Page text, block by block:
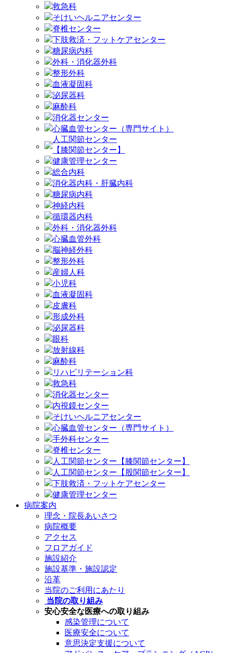
救急科
そけいヘルニアセンター
脊椎センター
下肢救済・フットケアセンター
糖尿病内科
外科・消化器外科
整形外科
血液凝固科
泌尿器科
麻酔科
消化器センター
心臓血管センター（専門サイト）
人工関節センター
【膝関節センター】
健康管理センター
総合内科
消化器内科・肝臓内科
糖尿病内科
神経内科
循環器内科
外科・消化器外科
心臓血管外科
脳神経外科
整形外科
産婦人科
小児科
血液凝固科
皮膚科
形成外科
泌尿器科
眼科
放射線科
麻酔科
リハビリテーション科
救急科
消化器センター
内視鏡センター
そけいヘルニアセンター
心臓血管センター（専門サイト）
手外科センター
脊椎センター
人工関節センター【膝関節センター】
人工関節センター【股関節センター】
下肢救済・フットケアセンター
健康管理センター
病院案内
理念・院長あいさつ
病院概要
アクセス
フロアガイド
施設紹介
施設基準・施設認定
沿革
当院のご利用にあたり
当院の取り組み
安心安全な医療への取り組み
感染管理について
医療安全について
意思決定支援について